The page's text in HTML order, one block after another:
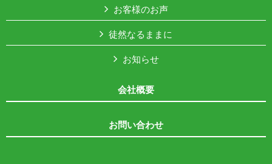
お客様のお声
徒然なるままに
お知らせ
会社概要
お問い合わせ